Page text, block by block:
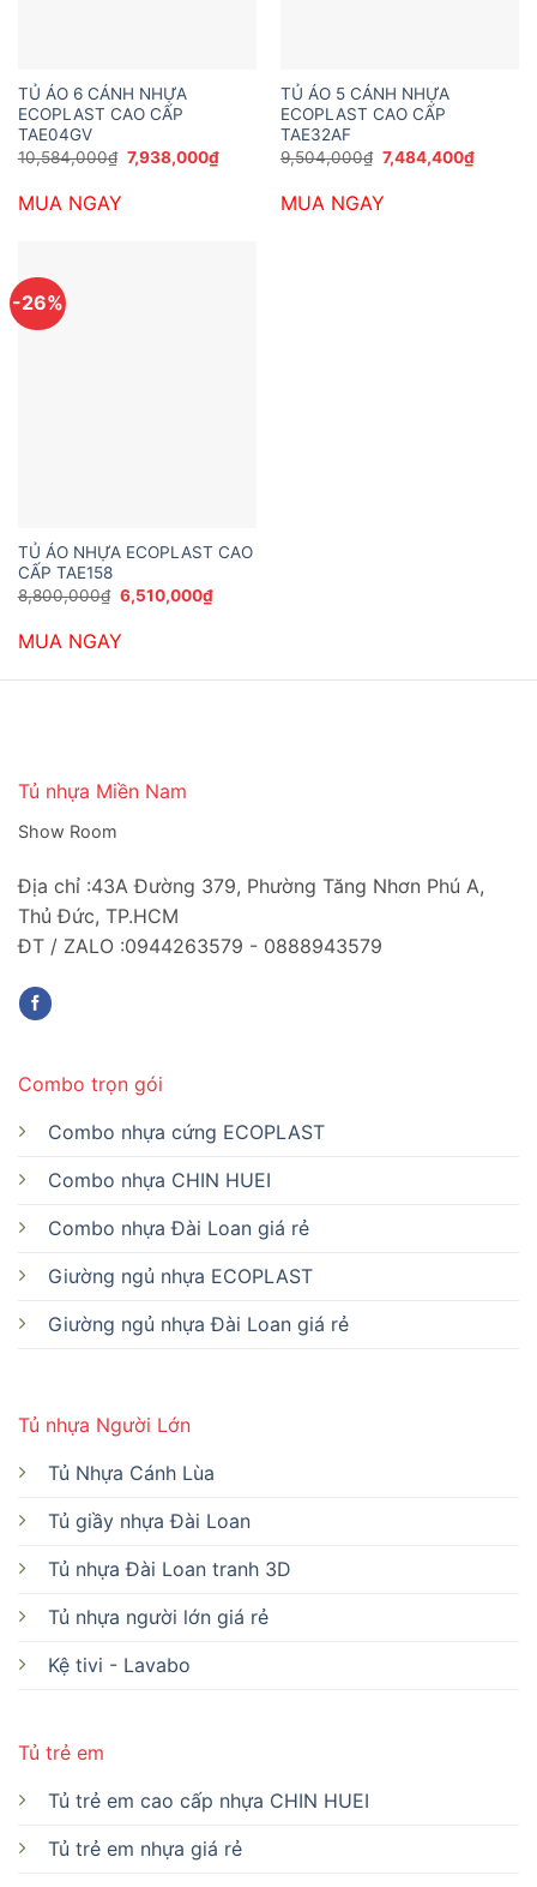
TỦ ÁO 6 CÁNH NHỰA
ECOPLAST CAO CẤP
TAE04GV
10,584,000₫ Giá
gốc
7,938,000₫Giá
hiện
7,938,000₫.
MUA NGAY
TỦ ÁO 5 CÁNH NHỰA
ECOPLAST CAO CẤP
TAE32AF
9,504,000₫ Giá
gốc
9,504,000₫.
7,484,400₫Giá
hiện
MUA NGAY
-26%
TỦ ÁO NHỰA ECOPLAST CAO
CẤP TAE158
8,800,000₫ Giá
gốc
8,800,000₫.
6,510,000₫Giá
hiện
MUA NGAY
Tủ nhựa Miền Nam
Show Room
Địa chỉ :43A Đường 379, Phường Tăng Nhơn Phú A,
Thủ Đức, TP.HCM
ĐT / ZALO :0944263579 - 0888943579
Tủ nhựa Người Lớn
Tủ Nhựa Cánh Lùa
Tủ giầy nhựa Đài Loan
Tủ nhựa Đài Loan tranh 3D
Tủ nhựa người lớn giá rẻ
Kệ tivi - Lavabo
Tủ trẻ em
Tủ trẻ em cao cấp nhựa CHIN HUEI
Tủ trẻ em nhựa giá rẻ
Combo trọn gói
Combo nhựa cứng ECOPLAST
Combo nhựa CHIN HUEI
Combo nhựa Đài Loan giá rẻ
Giường ngủ nhựa ECOPLAST
Giường ngủ nhựa Đài Loan giá rẻ